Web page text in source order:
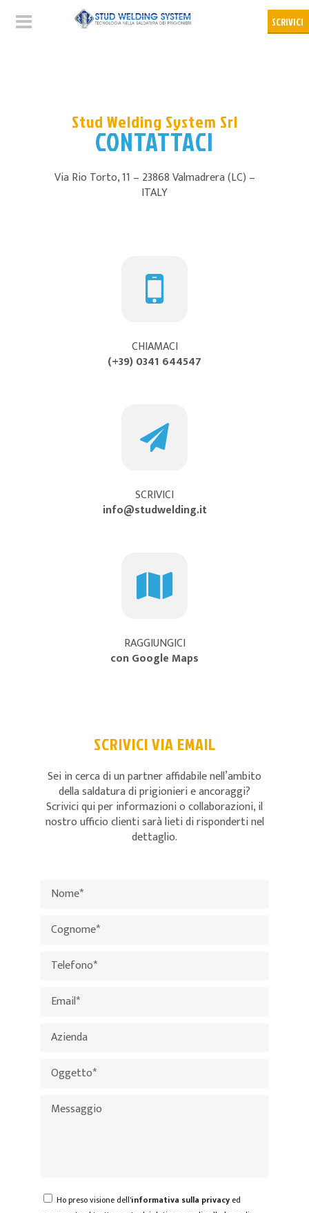
Stud Welding System Srl
CONTATTACI
Via Rio Torto, 11 – 23868 Valmadrera (LC) –
ITALY
CHIAMACI
(+39) 0341 644547
SCRIVICI
info@studwelding.it
RAGGIUNGICI
con Google Maps
SCRIVICI VIA EMAIL
Sei in cerca di un partner affidabile nell’ambito
della saldatura di prigionieri e ancoraggi?
Scrivici qui per informazioni o collaborazioni, il
nostro ufficio clienti sarà lieti di risponderti nel
dettaglio.
Ho preso visione dell'informativa sulla privacy ed